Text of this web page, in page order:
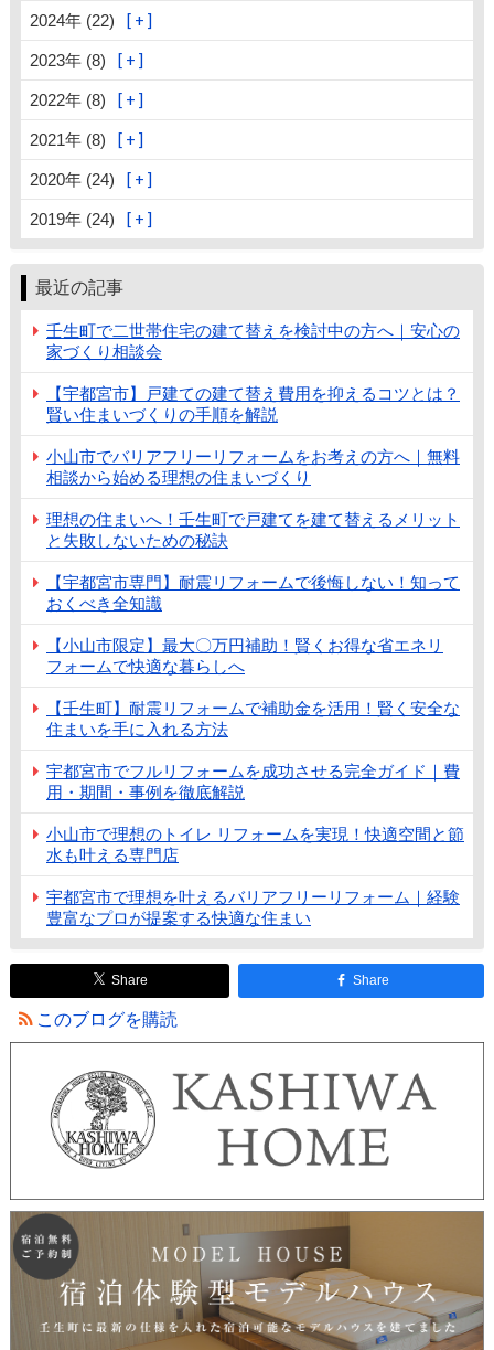
2024年 (22)
2023年 (8)
2022年 (8)
2021年 (8)
2020年 (24)
2019年 (24)
最近の記事
壬生町で二世帯住宅の建て替えを検討中の方へ｜安心の
家づくり相談会
【宇都宮市】戸建ての建て替え費用を抑えるコツとは？
賢い住まいづくりの手順を解説
小山市でバリアフリーリフォームをお考えの方へ｜無料
相談から始める理想の住まいづくり
理想の住まいへ！壬生町で戸建てを建て替えるメリット
と失敗しないための秘訣
【宇都宮市専門】耐震リフォームで後悔しない！知って
おくべき全知識
【小山市限定】最大〇万円補助！賢くお得な省エネリ
フォームで快適な暮らしへ
【壬生町】耐震リフォームで補助金を活用！賢く安全な
住まいを手に入れる方法
宇都宮市でフルリフォームを成功させる完全ガイド｜費
用・期間・事例を徹底解説
小山市で理想のトイレ リフォームを実現！快適空間と節
水も叶える専門店
宇都宮市で理想を叶えるバリアフリーリフォーム｜経験
豊富なプロが提案する快適な住まい
Share Share
このブログを購読